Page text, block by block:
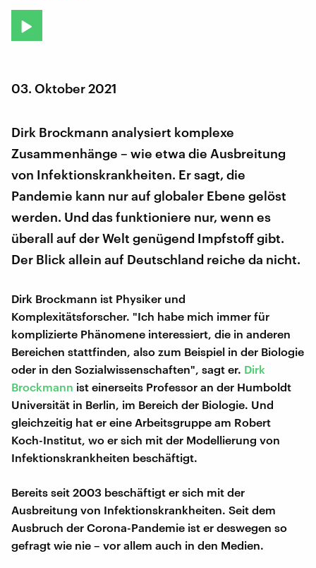
03. Oktober 2021
Dirk Brockmann analysiert komplexe
Zusammenhänge – wie etwa die Ausbreitung
von Infektionskrankheiten. Er sagt, die
Pandemie kann nur auf globaler Ebene gelöst
werden. Und das funktioniere nur, wenn es
überall auf der Welt genügend Impfstoff gibt.
Der Blick allein auf Deutschland reiche da nicht.
Dirk Brockmann ist Physiker und
Komplexitätsforscher. "Ich habe mich immer für
komplizierte Phänomene interessiert, die in anderen
Bereichen stattfinden, also zum Beispiel in der Biologie
oder in den Sozialwissenschaften", sagt er. Dirk
Brockmann ist einerseits Professor an der Humboldt
Universität in Berlin, im Bereich der Biologie. Und
gleichzeitig hat er eine Arbeitsgruppe am Robert
Koch-Institut, wo er sich mit der Modellierung von
Infektionskrankheiten beschäftigt.
Bereits seit 2003 beschäftigt er sich mit der
Ausbreitung von Infektionskrankheiten. Seit dem
Ausbruch der Corona-Pandemie ist er deswegen so
gefragt wie nie – vor allem auch in den Medien.